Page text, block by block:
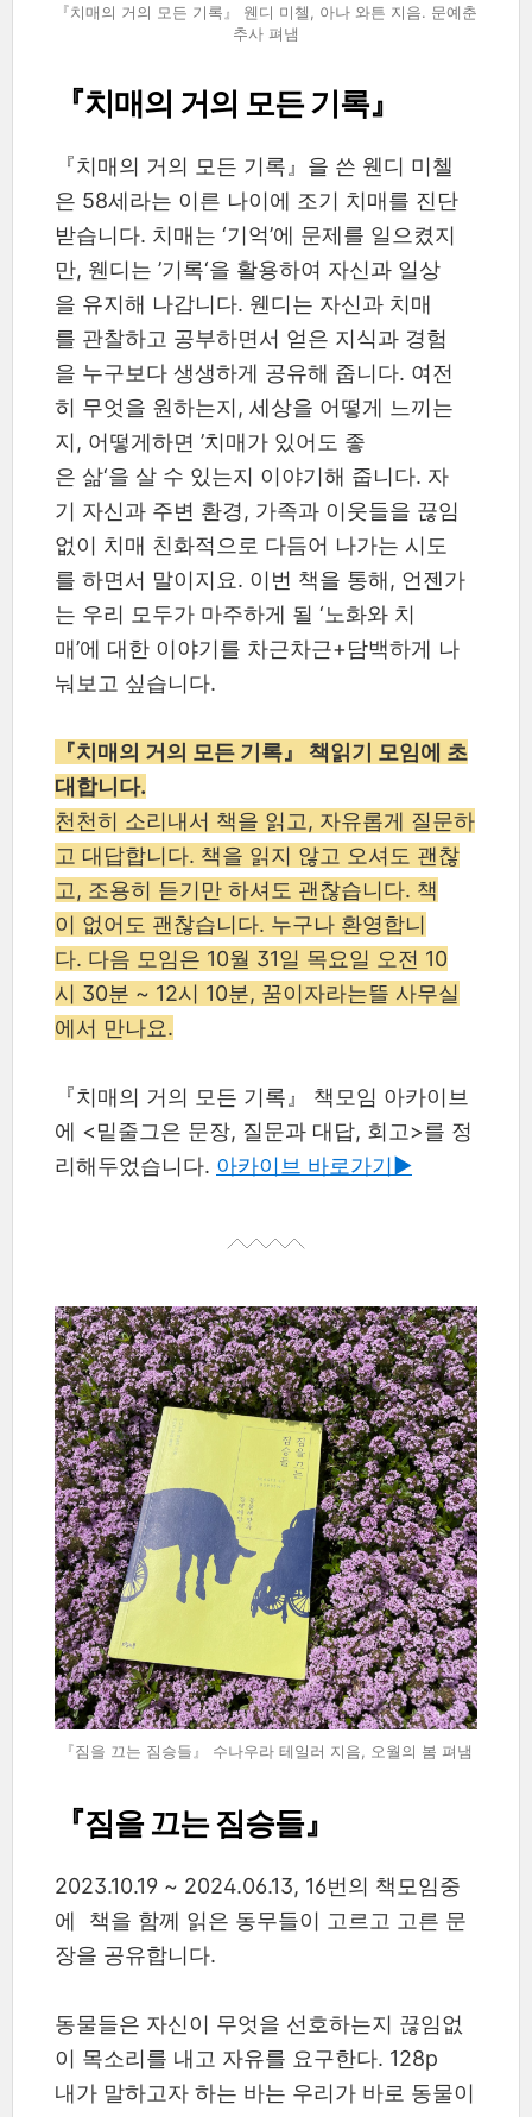
『치매의 거의 모든 기록』 웬디 미첼, 아나 와튼 지음. 문예춘
추사 펴냄
『치매의 거의 모든 기록』
『치매의 거의 모든 기록』을 쓴 웬디 미첼
은 58세라는 이른 나이에 조기 치매를 진단
받습니다. 치매는 ‘기억’에 문제를 일으켰지
만, 웬디는 ’기록‘을 활용하여 자신과 일상
을 유지해 나갑니다. 웬디는 자신과 치매
를 관찰하고 공부하면서 얻은 지식과 경험
을 누구보다 생생하게 공유해 줍니다. 여전
히 무엇을 원하는지, 세상을 어떻게 느끼는
지, 어떻게하면 ’치매가 있어도 좋
은 삶‘을 살 수 있는지 이야기해 줍니다. 자
기 자신과 주변 환경, 가족과 이웃들을 끊임
없이 치매 친화적으로 다듬어 나가는 시도
를 하면서 말이지요. 이번 책을 통해, 언젠가
는 우리 모두가 마주하게 될 ‘노화와 치
매’에 대한 이야기를 차근차근+담백하게 나
눠보고 싶습니다.
『치매의 거의 모든 기록』 책읽기 모임에 초
대합니다.
천천히 소리내서 책을 읽고, 자유롭게 질문하
고 대답합니다. 책을 읽지 않고 오셔도 괜찮
고, 조용히 듣기만 하셔도 괜찮습니다. 책
이 없어도 괜찮습니다. 누구나 환영합니
다. 다음 모임은 10월 31일 목요일 오전 10
시 30분 ~ 12시 10분, 꿈이자라는뜰 사무실
에서 만나요.
『치매의 거의 모든 기록』 책모임 아카이브
에 <밑줄그은 문장, 질문과 대답, 회고>를 정
리해두었습니다. 아카이브 바로가기▶︎
『짐을 끄는 짐승들』 수나우라 테일러 지음, 오월의 봄 펴냄
『짐을 끄는 짐승들』
2023.10.19 ~ 2024.06.13, 16번의 책모임중
에 책을 함께 읽은 동무들이 고르고 고른 문
장을 공유합니다.
동물들은 자신이 무엇을 선호하는지 끊임없
이 목소리를 내고 자유를 요구한다. 128p
내가 말하고자 하는 바는 우리가 바로 동물이